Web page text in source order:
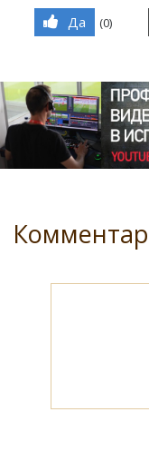
Да (0)